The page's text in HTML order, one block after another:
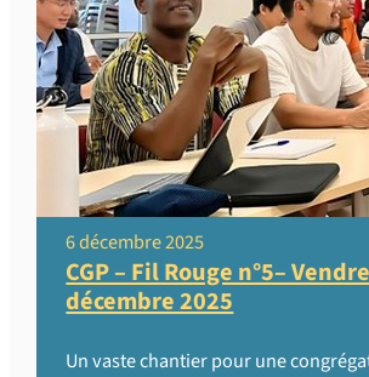
6 décembre 2025
CGP – Fil Rouge n°5–
décembre 2025
Un vaste chantier pour une